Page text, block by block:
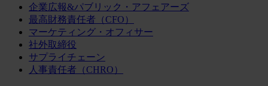
企業広報&パブリック・アフェアーズ
最高財務責任者（CFO）
マーケティング・オフィサー
社外取締役
サプライチェーン
人事責任者（CHRO）